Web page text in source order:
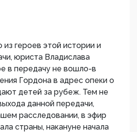
из героев этой истории и
юриста Владислава
в передачу не вошло-в
Гордона в адрес опеки о
детей за рубеж. Тем не
данной передачи,
расследовании, в эфир
страны, накануне начала